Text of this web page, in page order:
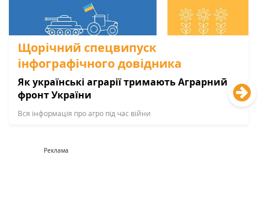
Щорічний спецвипуск
інфографічного довідника
Як українські аграрії тримають Аграрний
фронт України
Вся інформація про агро під час війни
Реклама